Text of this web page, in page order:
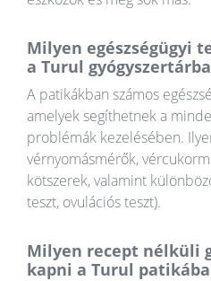
Milyen egészségügyi
a Turul
A patikákban számos
amelyek segíthetnek a
problémák kezelésében.
vérnyomásmérők,
kötszerek, valamint
teszt, ovulációs teszt).
Milyen recept nélküli
kapni a Turul